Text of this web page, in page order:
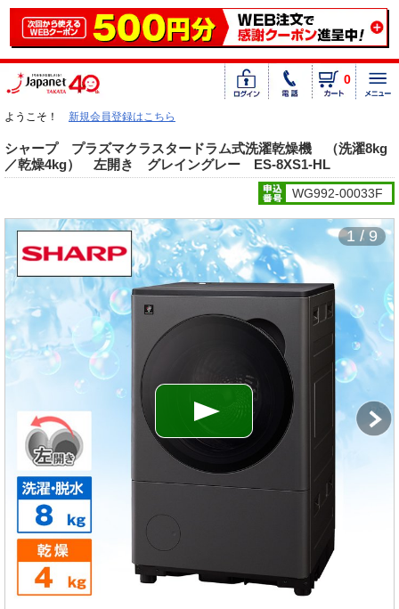
0
ようこそ！ 新規会員登録はこちら
シャープ プラズマクラスタードラム式洗濯乾燥機 （洗濯8kg
／乾燥4kg） 左開き グレイングレー ES-8XS1-HL
WG992-00033F
1 / 9